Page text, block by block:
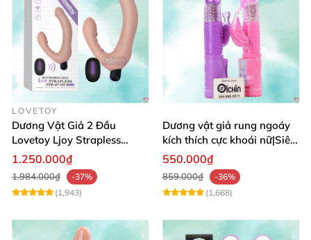
LOVETOY
Dương Vật Giả 2 Đầu
Lovetoy Ljoy Strapless
Rung ĐKTX Siêu Mạnh
1.250.000₫
1.984.000₫
-37%
(1,943)
Dương vật giả rung ngoáy
kích thích cực khoái nữ|Siêu
phẩm
550.000₫
859.000₫
-36%
(1,668)